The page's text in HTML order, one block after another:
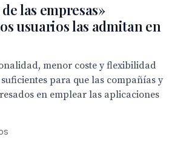
las empresas»
usuarios las admitan en
menor coste y flexibilidad
para que las compañías y
en emplear las aplicaciones